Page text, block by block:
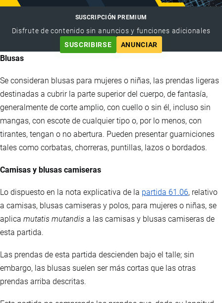
SUSCRIPCIÓN PREMIUM
Disfrute de contenido sin anuncios y funciones adicionales
SUSCRIBIRSE
ANUNCIAR
Blusas
Se consideran blusas para mujeres o niñas, las prendas ligeras
destinadas a cubrir la parte superior del cuerpo, de fantasía,
generalmente de corte amplio, con cuello o sin él, incluso sin
mangas, con escote de cualquier tipo o, por lo menos, con
tirantes, tengan o no abertura. Pueden presentar guarniciones
tales como corbatas, chorreras, puntillas, lazos o bordados.
Camisas y blusas camiseras
Lo dispuesto en la nota explicativa de la partida 61.06, relativo
a camisas, blusas camiseras y polos, para mujeres o niñas, se
aplica mutatis mutandis a las camisas y blusas camiseras de
esta partida.
Las prendas de esta partida descienden bajo el talle; sin
embargo, las blusas suelen ser más cortas que las otras
prendas arriba descritas.